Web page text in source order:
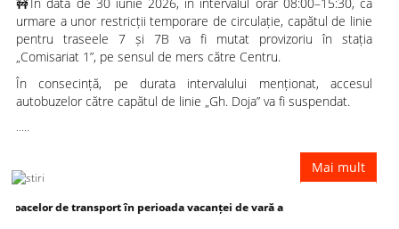
urmare a unor restricții temporare de circulație, capătul de linie
pentru traseele 7 și 7B va fi mutat provizoriu în stația
„Comisariat 1”, pe sensul de mers către Centru.
În consecință, pe durata intervalului menționat, accesul
autobuzelor către capătul de linie „Gh. Doja” va fi suspendat.
.....
Mai mult
transport în perioada vacanței de vară a